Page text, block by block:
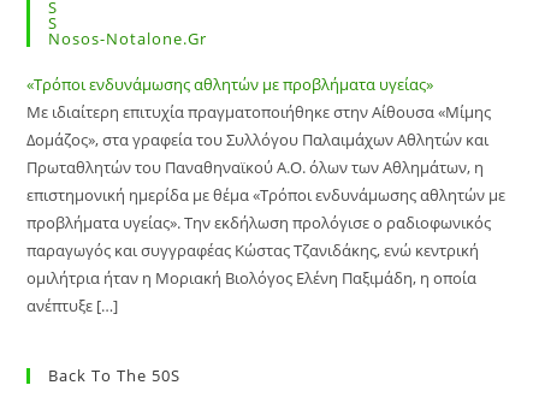
Nosos-Notalone.gr
«Τρόποι ενδυνάμωσης αθλητών με προβλήματα υγείας»
Με ιδιαίτερη επιτυχία πραγματοποιήθηκε στην Αίθουσα «Μίμης
Δομάζος», στα γραφεία του Συλλόγου Παλαιμάχων Αθλητών και
Πρωταθλητών του Παναθηναϊκού Α.Ο. όλων των Αθλημάτων, η
επιστημονική ημερίδα με θέμα «Τρόποι ενδυνάμωσης αθλητών με
προβλήματα υγείας». Την εκδήλωση προλόγισε ο ραδιοφωνικός
παραγωγός και συγγραφέας Κώστας Τζανιδάκης, ενώ κεντρική
ομιλήτρια ήταν η Μοριακή Βιολόγος Ελένη Παξιμάδη, η οποία
ανέπτυξε […]
Back To The 50S